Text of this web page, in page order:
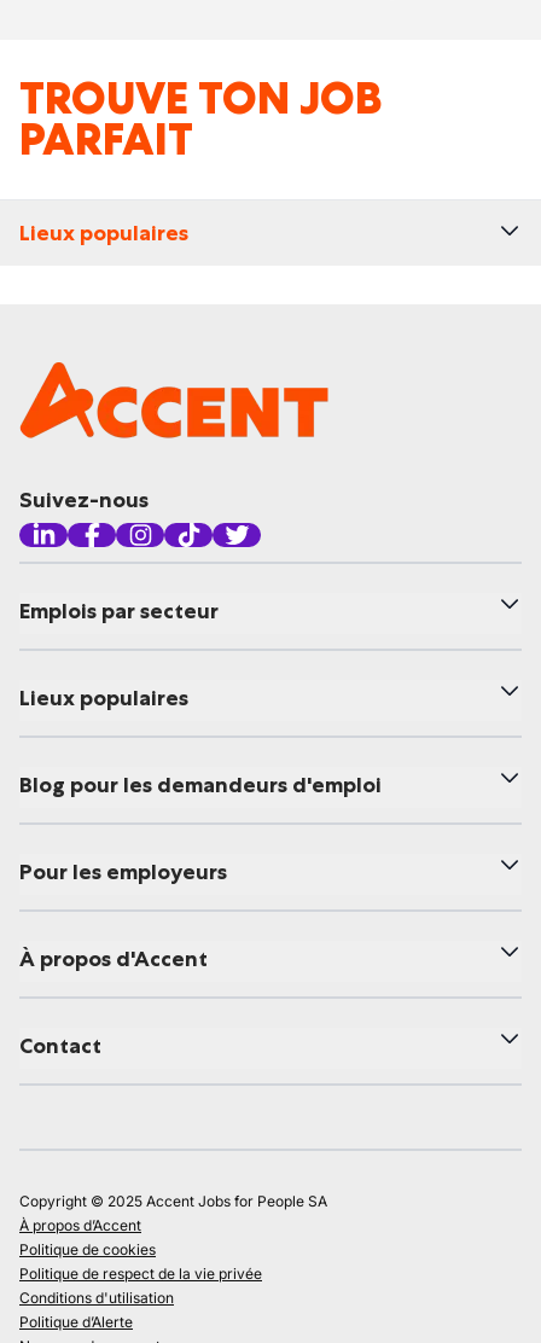
TROUVE TON JOB
PARFAIT
Lieux populaires
Suivez-nous
Emplois par secteur
Lieux populaires
Blog pour les demandeurs d'emploi
Pour les employeurs
À propos d'Accent
Contact
Copyright © 2025 Accent Jobs for People SA
À propos d’Accent
Politique de cookies
Politique de respect de la vie privée
Conditions d'utilisation
Politique d’Alerte